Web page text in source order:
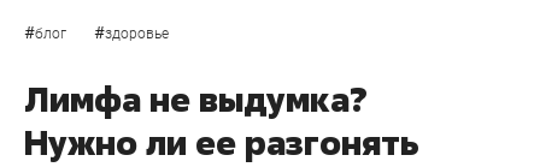
#блог #здоровье
Лимфа не выдумка?
Нужно ли ее разгонять